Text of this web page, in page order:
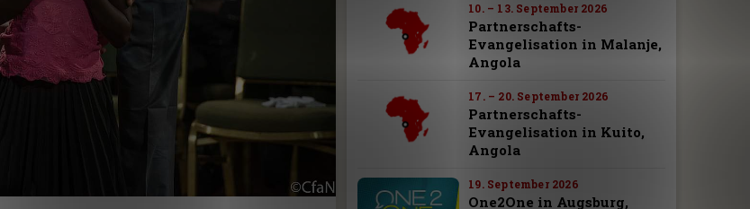
10. – 13. September 2026
Partnerschafts-
Evangelisation in Malanje,
Angola
17. – 20. September 2026
Partnerschafts-
Evangelisation in Kuito,
Angola
19. September 2026
One2One in Augsburg,